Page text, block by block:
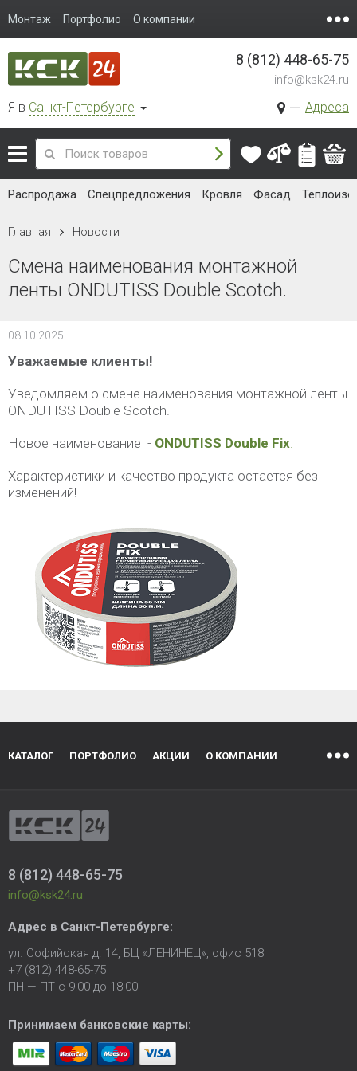
Монтаж Портфолио О компании
Я в Санкт-Петербурге Адреса
8 (812) 448-65-75
info@ksk24.ru
Распродажа Спецпредложения Кровля Фасад
Главная Новости
Смена наименования монтажной
ленты ONDUTISS Double Scotch.
08.10.2025
Уважаемые клиенты!
Уведомляем о смене наименования монтажной ленты
ONDUTISS Double Scotch.
Новое наименование - ONDUTISS Double Fix.
Характеристики и качество продукта остается без
изменений!
КАТАЛОГ ПОРТФОЛИО АКЦИИ О КОМПАНИИ
8 (812) 448-65-75
info@ksk24.ru
Адрес в Санкт-Петербурге:
ул. Софийская д. 14, БЦ «ЛЕНИНЕЦ», офис 518
+7 (812) 448-65-75
ПН — ПТ с 9:00 до 18:00
Принимаем банковские карты: